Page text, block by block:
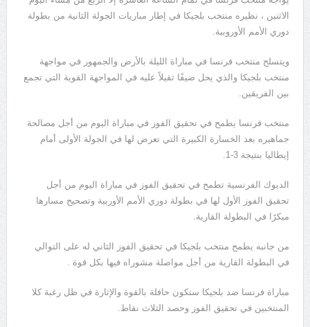
الاثنين ، نظيره منتخب بلجيكا في إطار مباريات الجولة الثانية من بطولة
دوري الأمم الأوروبية.
ويتسلح منتخب فرنسا في مباراة الليلة بالأرض والجمهور في مواجهة
منتخب بلجيكا والذي يحل ضيفًا ثقيلاً عليه في المواجهة القوية التي تجمع
بين الفريقين.
منتخب فرنسا يطمح في تحقيق الفوز في مباراة اليوم من أجل مصالحة
جماهيره بعد الخسارة الكبيرة التي تعرض لها في الجولة الأولى أمام
إيطاليا بنتيجة 3-1.
الديوك الفرنسية تطمح في تحقيق الفوز في مباراة اليوم من أجل
تحقيق الفوز الأول لها في بطولة دوري الأمم الأوربية وتصحيح مسارها
مبكرًا في البطولة القارية.
من جانبه يطمح منتخب بلجيكا في تحقيق الفوز الثاني له على التوالي
في البطولة القارية من أجل مواصلة مشوراه فيها بكل قوة .
مباراة فرنسا ضد بلجيكا ستكون حافلة بالقوة والإثارة في ظل رغبة كلا
المنتخبين في تحقيق الفوز وحصد الثلاث نقاط.